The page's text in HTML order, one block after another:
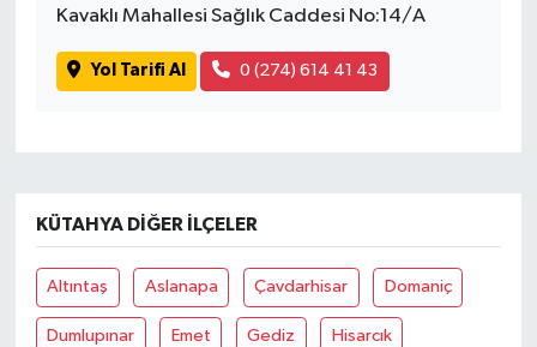
Kavaklı Mahallesi Sağlık Caddesi No:14/A
Yol Tarifi Al 0 (274) 614 41 43
KÜTAHYA DIĞER İLÇELER
Altıntaş Aslanapa Çavdarhisar Domaniç
Dumlupınar Emet Gediz Hisarcık